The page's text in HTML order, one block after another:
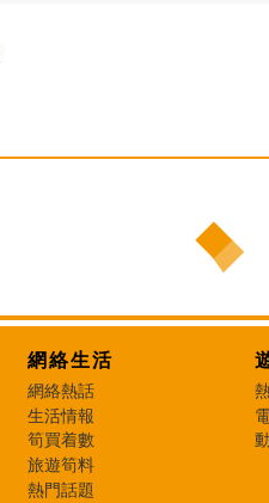
網絡生活
網絡熱話
生活情報
筍買着數
旅遊筍料
熱門話題